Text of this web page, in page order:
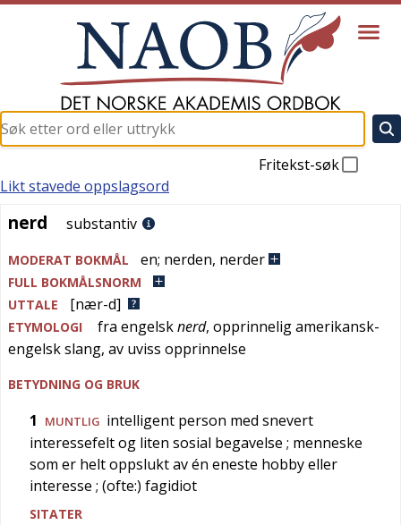
Fritekst-søk
nerd
Likt stavede oppslagsord
nerd substantiv
MODERAT BOKMÅL en; nerden, nerder
FULL BOKMÅLSNORM
UTTALE
[nær-d]
ETYMOLOGI fra engelsknerd, opprinneligamerikansk-
engelskslang, av uviss opprinnelse
BETYDNING OG BRUK
1 MUNTLIG intelligent person med snevert
interessefelt og liten sosial begavelse ; menneske
som er helt oppslukt av én eneste hobby eller
interesse ; (ofte:) fagidiot
SITATER